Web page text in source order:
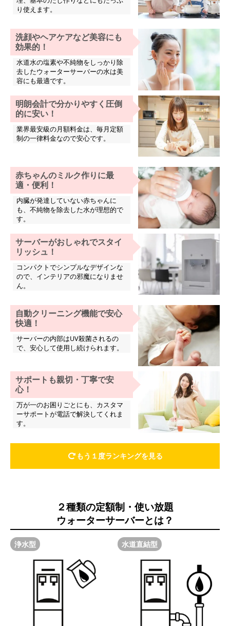
り使えます。
洗顔やヘアケアなど美容にも
効果的！
水道水の塩素や不純物をしっかり除
去したウォーターサーバーの水は美
容にも最適です。
明朗会計で分かりやすく圧倒
的に安い！
業界最安級の月額料金は、毎月定額
制の一律料金なので安心です。
赤ちゃんのミルク作りに最
適・便利！
内臓が発達していない赤ちゃんに
も、不純物を除去した水が理想的で
す。
サーバーがおしゃれでスタイ
リッシュ！
コンパクトでシンプルなデザインな
ので、インテリアの邪魔になりませ
ん。
自動クリーニング機能で安心
快適！
サーバーの内部はUV殺菌されるの
で、安心して使用し続けられます。
サポートも親切・丁寧で安
心！
万が一のお困りごとにも、カスタマ
ーサポートが電話で解決してくれま
す。
もう１度ランキングを見る
２種類の定額制・使い放題
ウォーターサーバーとは？
浄水型 水道直結型